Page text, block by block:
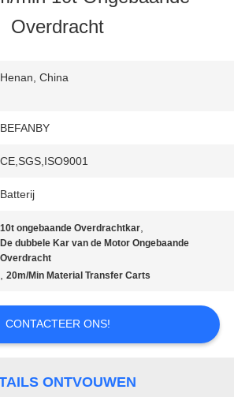
Overdracht
Henan, China
BEFANBY
CE,SGS,ISO9001
Batterij
10t ongebaande Overdrachtkar,
De dubbele Kar van de Motor Ongebaande
Overdracht
,20m/Min Material Transfer Carts
CONTACTEER ONS!
ONTVOUWEN